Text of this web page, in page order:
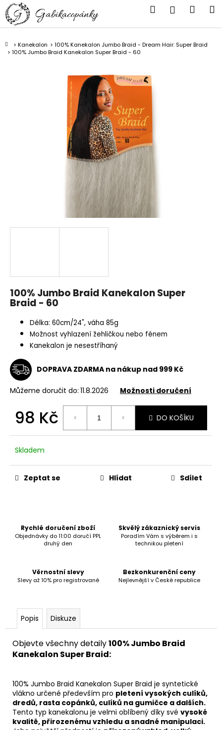
Přejít
na
obsah
Hledat
košík
Domů
Kanekalon
100% Kanekalon Jumbo Braid - Dream Hair: Super Braid
100% Jumbo Braid Kanekalon Super Braid - 60
100% Jumbo Braid Kanekalon Super
Braid - 60
Délka: 60cm/24", váha 85g
Možnost vyhlazení žehličkou nebo fénem
Kanekalon je nesestříhaný
DOPRAVA ZDARMA na nákup nad 999 Kč
Můžeme doručit do: 11.8.2026 Možnosti doručení
98 Kč DO KOŠÍKU
Skladem
Zeptat se Hlídat Sdílet
Rychlé doručení zboží
Objednávky do 11:00 doručí PPL
druhý den
Skvělý zákaznický servis
Poradím Vám s výběrem i s
technikou pletení
Věrnostní slevy
Slevy až 10% pro registrované
Bezkonkurenční ceny
Nejlevnější v České republice
Popis Diskuze
Objevte všechny detaily100% Jumbo Braid
Kanekalon Super Braid:
100% Jumbo Braid Kanekalon Super Braid je syntetické
vlákno určené především pro pletení vysokých culíků,
dredů, rasta copánků, culíků na gumičce a dalších.
Tento typ kanekalonu je velmi oblíbený díky své vysoké
kvalitě, přirozenému vzhledu asnadné manipulaci.
K
o
š Zpět
Zpět
C
t
?
HLEDAT
D
o
o
u
č
u
j
e